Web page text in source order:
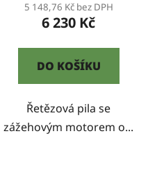
5 148,76 Kč bez DPH
6 230 Kč
DO KOŠÍKU
Řetězová pila se
zážehovým motorem o...